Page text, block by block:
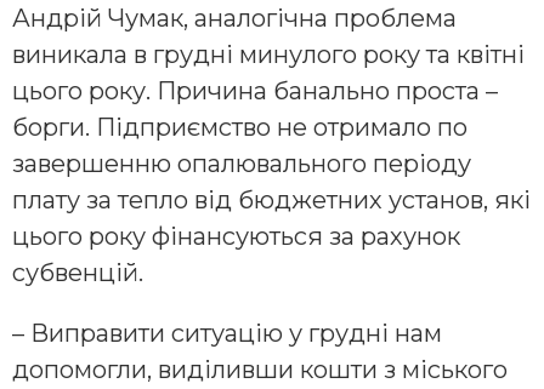
Андрій Чумак, аналогічна проблема
виникала в грудні минулого року та квітні
цього року. Причина банально проста –
борги. Підприємство не отримало по
завершенню опалювального періоду
плату за тепло від бюджетних установ, які
цього року фінансуються за рахунок
субвенцій.
– Виправити ситуацію у грудні нам
допомогли, виділивши кошти з міського